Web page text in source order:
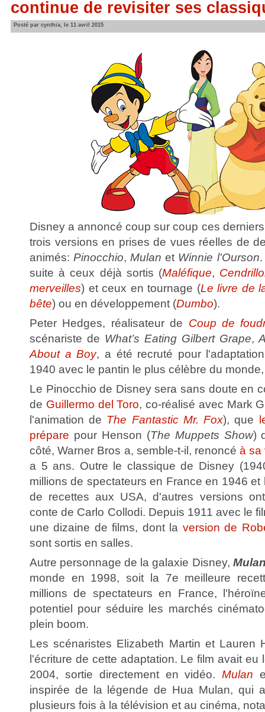
continue de revisiter ses
Posté par cynthia, le 11 avril 2015
Disney a annoncé coup sur coup ces
trois versions en prises de vues réelles de
animés:Pinocchio,Mulanet Winnie l'Ourson
suite à ceux déjà sortis (Maléfique,
merveilles) et ceux en tournage (Le livre de
bête) ou en développement (Dumbo).
Peter Hedges, réalisateur de Coup de
scénariste de What’s Eating Gilbert Grape,
About a Boy, a été recruté pour
1940 avec le pantin le plus célèbre du
Le Pinocchio de Disney sera sans doute en
de Guillermo del Toro, co-réalisé avec Mark
l'animation de The Fantastic Mr. Fox), que
prépare pour Henson (The Muppets Show)
côté, Warner Bros a, semble-t-il, renoncéà sa
a 5 ans. Outre le classique de Disney
millions de spectateurs en France en 1946
de recettes aux USA, d'autres versions
conte de Carlo Collodi. Depuis 1911 avec le
une dizaine de films, dont la version de
sont sortis en salles.
Autre personnage de la galaxie Disney,
monde en 1998, soit la 7e meilleure
millions de spectateurs en France,
potentiel pour séduire les marchés
plein boom.
Les scénaristes Elizabeth Martin et Lauren
l'écriture de cette adaptation. Le film avait eu
2004, sortie directement en vidéo.Mulan
inspirée de la légende de Hua Mulan, qui
plusieurs fois à la télévision et au cinéma,